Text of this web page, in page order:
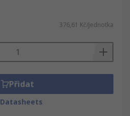
376,61 Kč/jednotka
Přidat
Datasheets